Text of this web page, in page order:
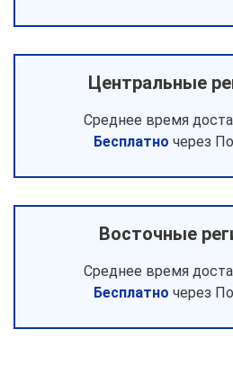
Центральные
Среднее время
Бесплатно через
Восточные
Среднее время
Бесплатно через